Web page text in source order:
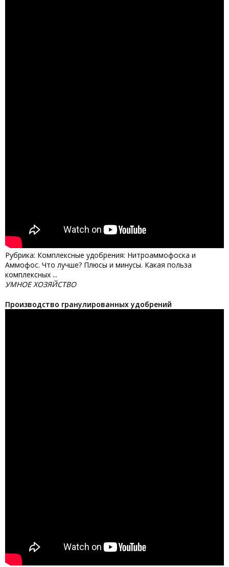
Рубрика: Комплексные удобрения: Нитроаммофоска и
Аммофос. Что лучше? Плюсы и минусы. Какая польза
комплексных ...
УМНОЕ ХОЗЯЙСТВО
Производство гранулированных удобрений